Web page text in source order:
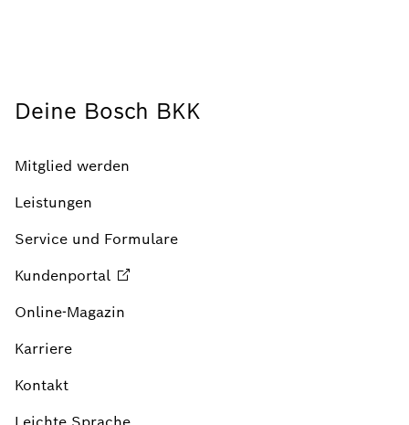
Deine Bosch BKK
Mitglied werden
Leistungen
Service und Formulare
Kundenportal
Online-Magazin
Karriere
Kontakt